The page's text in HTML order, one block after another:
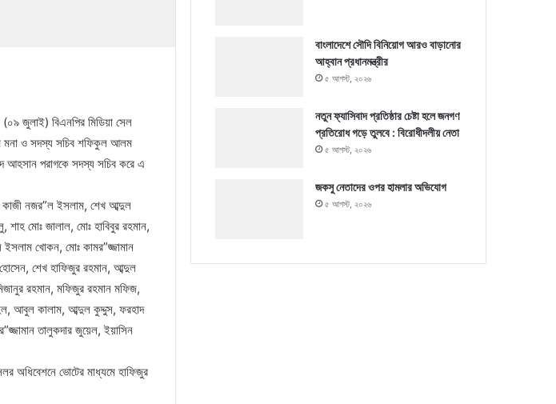
(০৯ জুলাই) বিএনপির মিডিয়া সেল
মনা ও সদস্য সচিব শফিকুল আলম
আহসান পরাগকে সদস্য সচিব করে এ
কাজী নজর”ল ইসলাম, শেখ আব্দুল
মোঃ জালাল, মোঃ হাবিবুর রহমান,
ইসলাম খোকন, মোঃ কামর”জ্জামান
শেখ হাফিজুর রহমান, আব্দুল
রহমান, মফিজুর রহমান মফিজ,
আবুল কালাম, আব্দুল কুদ্দুস, ফরহাদ
তালুকদার জুয়েল, ইয়াসিন
অধিবেশনে ভোটের মাধ্যমে হাফিজুর
বাংলাদেশে সৌদি বিনিয়োগ আরও বাড়ানোর
আহ্বান প্রধানমন্ত্রীর
৫ আগস্ট, ২০২৬
নতুন ফ্যাসিবাদ প্রতিষ্ঠার চেষ্টা হলে জনগণ
প্রতিরোধ গড়ে তুলবে : বিরোধীদলীয় নেতা
৫ আগস্ট, ২০২৬
জকসু নেতাদের ওপর হামলার অভিযোগ
৫ আগস্ট, ২০২৬